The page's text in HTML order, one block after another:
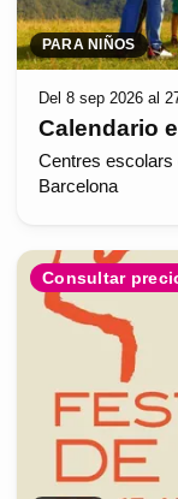
PARA NIÑOS
Del 8 sep 2026 al
Calendario
Centres escolars
Barcelona
Consultar